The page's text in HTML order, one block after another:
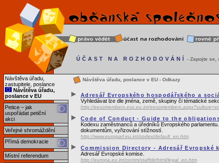
Návštěva úřadu,
zastupitele, poslance
Návštěva úřadu,
poslance v EU
Petice – jak
uspořádat petiční
akci
Veřejné shromáždění
Přímá demokracie
Místní referendum
ÚČAST NA ROZHODOVÁNÍ - Zapojte se,
Návštěva úřadu, poslance v EU - Odkazy
Adresář Evropského hospodářského a
Vyhledávat lze dle jména, země, skupiny či tématické
http://eescmembers.esc.eu.int/
Code of Conduct - Guide to the
Kodexu zaměstnanců a úředníků Evropského
dokumentům, vyřizování stížností.
http://www.europarl.eu.int/codex/default_en.htm
Commission Directory - Adresář Evropské
Adresář Evropské komise.
http://europa.eu.int/comm/staffdir/html/legal_en.htm